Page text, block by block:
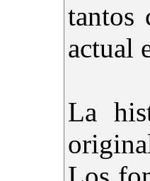
tantos
actual
La